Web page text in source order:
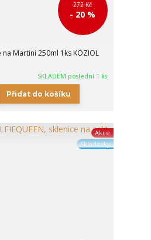
272 Kč
- 20 %
Martini 250ml 1ks KOZIOL
SKLADEM poslední 1 ks
Přidat do košíku
Akce
Skladovky